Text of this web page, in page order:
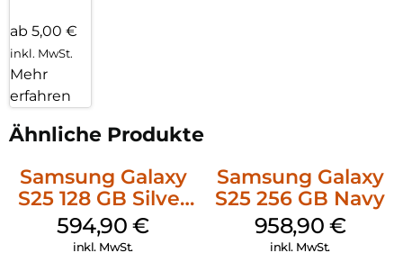
ab 5,00 €
inkl. MwSt.
Mehr
erfahren
Ähnliche Produkte
Samsung Galaxy
S25 128 GB Silver
Shadow
594,90€
inkl. MwSt.
Samsung Galaxy
S25 256 GB Navy
958,90 €
inkl. MwSt.